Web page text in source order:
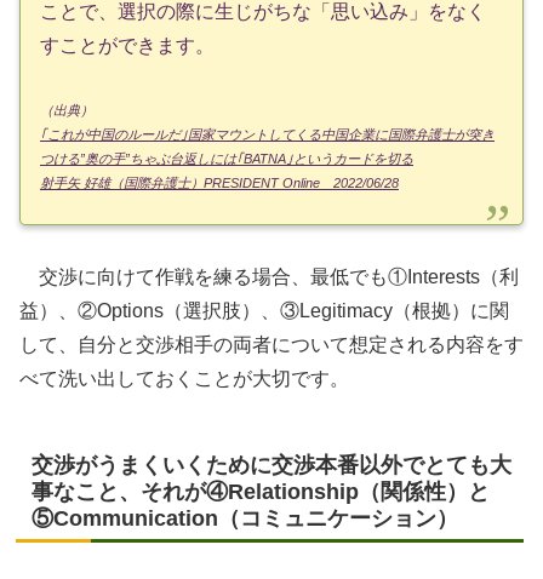
ことで、選択の際に生じがちな「思い込み」をなく
すことができます。
（出典）
｢これが中国のルールだ｣国家マウントしてくる中国企業に国際弁護士が突き
つける”奥の手”ちゃぶ台返しには｢BATNA｣というカードを切る
射手矢 好雄（国際弁護士）PRESIDENT Online 2022/06/28
交渉に向けて作戦を練る場合、最低でも①Interests（利
益）、②Options（選択肢）、③Legitimacy（根拠）に関
して、自分と交渉相手の両者について想定される内容をす
べて洗い出しておくことが大切です。
交渉がうまくいくために交渉本番以外でとても大
事なこと、それが④Relationship（関係性）と
⑤Communication（コミュニケーション）